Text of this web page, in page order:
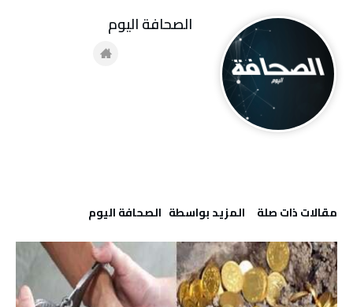
‫مقالات ذات صلة‬ ‫‫المزيد بواسطة‬ ‬ ‭ ‬الصحافة‭ ‬اليوم